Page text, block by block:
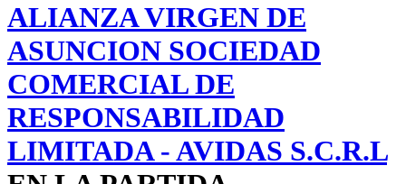
ALIANZA VIRGEN DE
ASUNCION SOCIEDAD
COMERCIAL DE
RESPONSABILIDAD
LIMITADA - AVIDAS S.C.R.L